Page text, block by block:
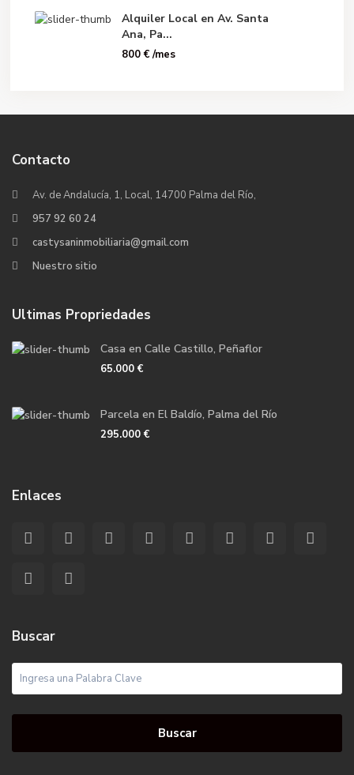
Alquiler Local en Av. Santa
Ana, Pa...
800 €/mes
Contacto
Av. de Andalucía, 1, Local, 14700 Palma del Río,
957 92 60 24
castysaninmobiliaria@gmail.com
Nuestro sitio
Ultimas Propriedades
Casa en Calle Castillo, Peñaflor
65.000 €
Parcela en El Baldío, Palma del Río
295.000 €
Enlaces
Buscar
Buscar